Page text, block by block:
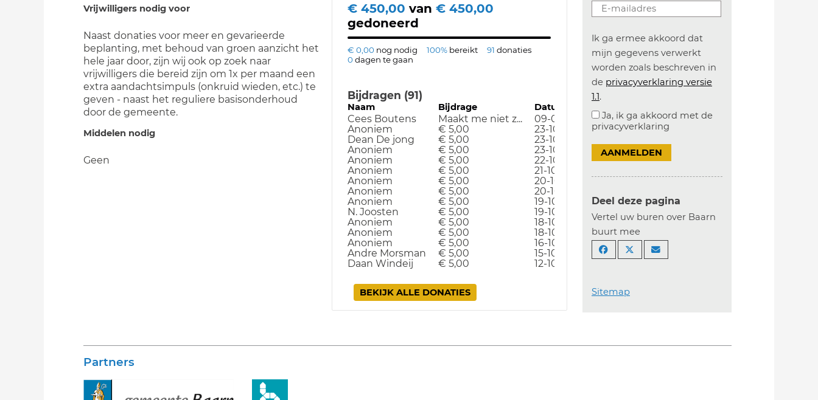
€ 450,00 van € 450,00
gedoneerd
€ 0,00 nog nodig 100% bereikt 91 donaties
0dagen te gaan
Bijdragen (91)
Naam Bijdrage Datum
Cees Boutens Maakt me niet z...
09-06-26
Anoniem
€ 5,00
23-10-24
Dean De jong
€ 5,00
23-10-24
Anoniem
€ 5,00
23-10-24
Anoniem
€ 5,00
22-10-24
Anoniem
€ 5,00
21-10-24
Anoniem
€ 5,00
20-10-24
Anoniem
€ 5,00
20-10-24
Anoniem
€ 5,00
19-10-24
N. Joosten
€ 5,00
19-10-24
Anoniem
€ 5,00
18-10-24
Anoniem
€ 5,00
18-10-24
Anoniem
€ 5,00
16-10-24
Andre Morsman
€ 5,00
15-10-24
Daan Windeij
€ 5,00 12-10-24
BEKIJK ALLE DONATIES
Vrijwilligers nodig voor
Naast donaties voor meer en gevarieerde
beplanting, met behoud van groen aanzicht het
hele jaar door, zijn wij ook op zoek naar
vrijwilligers die bereid zijn om 1x per maand een
extra aandachtsimpuls (onkruid wieden, etc.) te
geven - naast het reguliere basisonderhoud
door de gemeente.
Middelen nodig
Geen
Ik ga ermee akkoord dat
mijn gegevens verwerkt
worden zoals beschreven in
de privacyverklaring versie
1.1.
Ja, ik ga akkoord met de
privacyverklaring
AANMELDEN
Deel deze pagina
Vertel uw buren over Baarn
buurt mee
Sitemap
Partners